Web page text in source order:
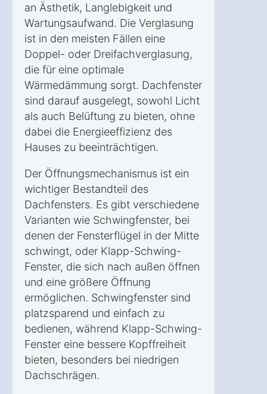
an Ästhetik, Langlebigkeit und
Wartungsaufwand. Die Verglasung
ist in den meisten Fällen eine
Doppel- oder Dreifachverglasung,
die für eine optimale
Wärmedämmung sorgt. Dachfenster
sind darauf ausgelegt, sowohl Licht
als auch Belüftung zu bieten, ohne
dabei die Energieeffizienz des
Hauses zu beeinträchtigen.
Der Öffnungsmechanismus ist ein
wichtiger Bestandteil des
Dachfensters. Es gibt verschiedene
Varianten wie Schwingfenster, bei
denen der Fensterflügel in der Mitte
schwingt, oder Klapp-Schwing-
Fenster, die sich nach außen öffnen
und eine größere Öffnung
ermöglichen. Schwingfenster sind
platzsparend und einfach zu
bedienen, während Klapp-Schwing-
Fenster eine bessere Kopffreiheit
bieten, besonders bei niedrigen
Dachschrägen.